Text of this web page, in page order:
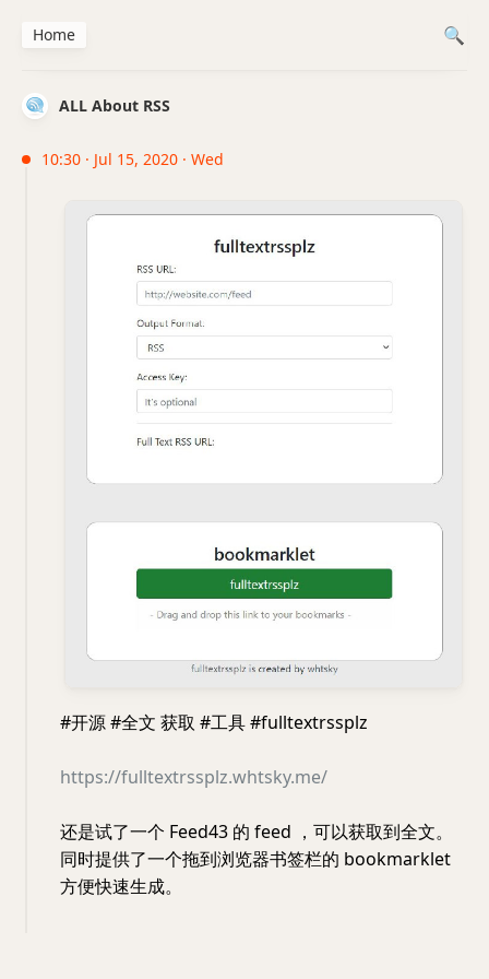
ALL About RSS
10:30 · Jul 15, 2020 · Wed
#开源 #全文 获取 #工具 #fulltextrssplz
https://fulltextrssplz.whtsky.me/
还是试了一个 Feed43 的 feed ，可以获取到全文。
同时提供了一个拖到浏览器书签栏的 bookmarklet
方便快速生成。
Home